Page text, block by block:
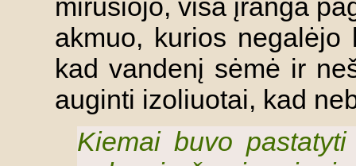
mirusiojo, visa įranga
akmuo, kurios
kad vandenį sėmė ir
auginti izoliuotai, kad
Kiemai buvo